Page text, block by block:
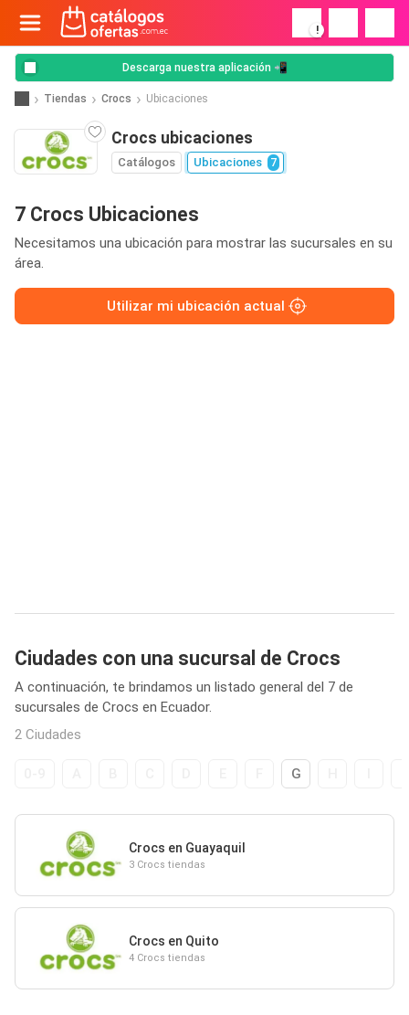
!
Descarga nuestra aplicación 📲
Tiendas Crocs Ubicaciones
Crocs ubicaciones
Catálogos Ubicaciones 7
7 Crocs Ubicaciones
Necesitamos una ubicación para mostrar las sucursales en su
área.
Utilizar mi ubicación actual
Ciudades con una sucursal de Crocs
A continuación, te brindamos un listado general del 7 de
sucursales de Crocs en Ecuador.
2 Ciudades
G
Crocs en Guayaquil
3 Crocs tiendas
Crocs en Quito
4 Crocs tiendas